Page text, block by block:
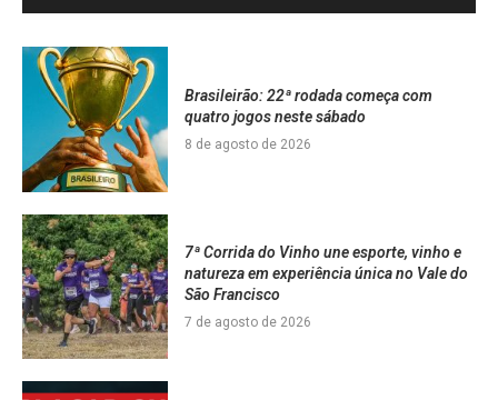
Brasileirão: 22ª rodada começa com
quatro jogos neste sábado
8 de agosto de 2026
7ª Corrida do Vinho une esporte, vinho e
natureza em experiência única no Vale do
São Francisco
7 de agosto de 2026